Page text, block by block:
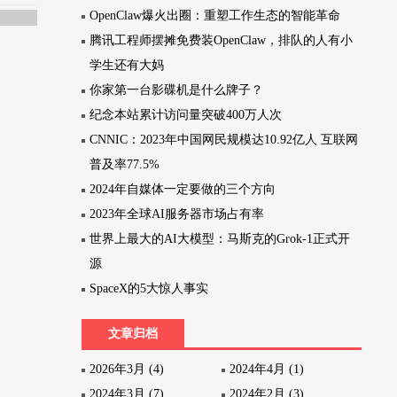
OpenClaw爆火出圈：重塑工作生态的智能革命
腾讯工程师摆摊免费装OpenClaw，排队的人有小
学生还有大妈
你家第一台影碟机是什么牌子？
纪念本站累计访问量突破400万人次
CNNIC：2023年中国网民规模达10.92亿人 互联网
普及率77.5%
2024年自媒体一定要做的三个方向
2023年全球AI服务器市场占有率
世界上最大的AI大模型：马斯克的Grok-1正式开
源
SpaceX的5大惊人事实
文章归档
2026年3月 (4)
2024年4月 (1)
2024年3月 (7)
2024年2月 (3)